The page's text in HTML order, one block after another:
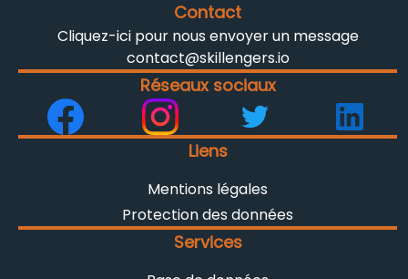
Services
Liens
Mentions légales
Protection des données
Réseaux sociaux
Contact
Cliquez-ici pour nous envoyer un message
contact@skillengers.io